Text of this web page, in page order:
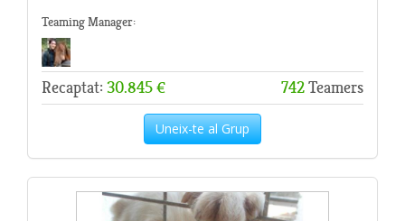
Teaming Manager:
Recaptat: 30.845 € 742Teamers
Uneix-te al Grup